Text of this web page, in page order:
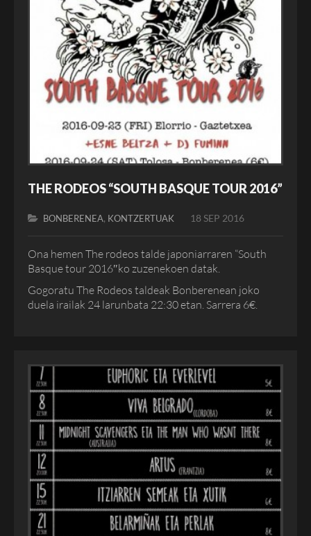
THE RODEOS “SOUTH BASQUE TOUR 2016”
BONBERENEA, KONTZERTUAK 18 SEP 2016
Ona hemen The rodeos talde japoniarraren “South
Basque tour 2016″ko zuzenekoen datak.
Gogoratu The Rodeos taldeak Bonberenean joko
duela irailak 24 larunbata 22:30 etan. Sarrera 6€.